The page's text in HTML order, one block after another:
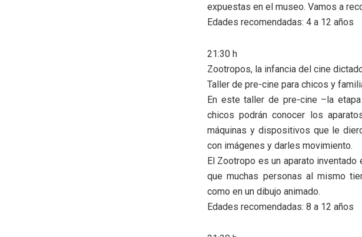
expuestas en el museo. Vamos a
Edades recomendadas: 4 a 12 años
21:30 h
Zootropos, la infancia del cine
Taller de pre-cine para chicos y
En este taller de pre-cine –la
chicos podrán conocer los
máquinas y dispositivos que le
con imágenes y darles movimiento.
El Zootropo es un aparato
que muchas personas al mismo
como en un dibujo animado.
Edades recomendadas: 8 a 12 años